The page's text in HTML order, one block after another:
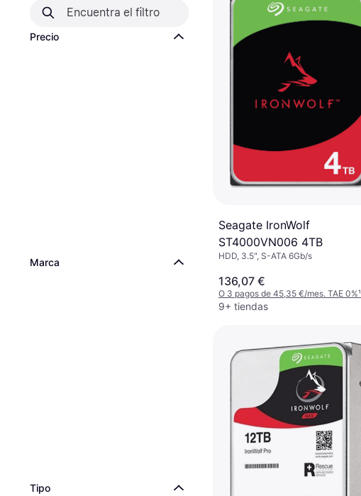
Precio
Marca
Tipo
Seagate IronWolf
ST4000VN006 4TB
HDD, 3.5", S-ATA 6Gb/s
136,07 €
O 3 pagos de 45,35 €/mes. TAE 0%¹
9+ tiendas